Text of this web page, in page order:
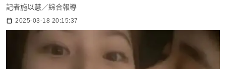
記者施以慧／綜合報導
2025-03-18 20:15:37